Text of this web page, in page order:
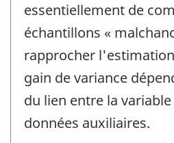
essentiellement de
échantillons «
rapprocher
gain de variance
du lien entre la
données auxiliaires.